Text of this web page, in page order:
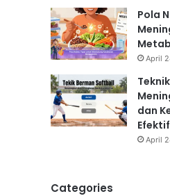
Pola
April
dan
Efektif
April
Categories